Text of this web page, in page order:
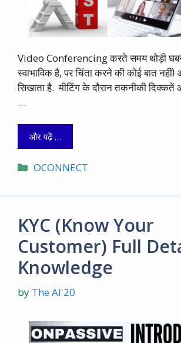
Video Conferencing करते समय थोड़ी
स्वाभाविक है, पर चिंता करने की कोई बात
सिखाता है. मीटिंग के दौरान तकनीकी दिक्कतें
…
और पढ़ें …
Categories
OCONNECT
KYC (Know Your
Customer) Full
Knowledge
by The AI'20